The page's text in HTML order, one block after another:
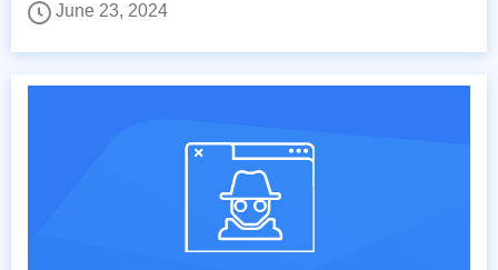
June 23, 2024